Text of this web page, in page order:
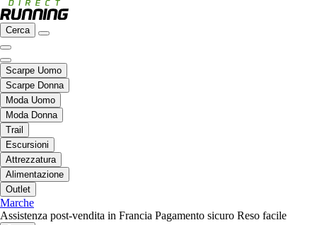
Cerca
Scarpe Uomo
Scarpe Donna
Moda Uomo
Moda Donna
Trail
Escursioni
Attrezzatura
Alimentazione
Outlet
Marche
Assistenza post-vendita in Francia Pagamento sicuro Reso facile